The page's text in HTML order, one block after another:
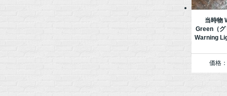
当時物
Green（グ
Warning
価格